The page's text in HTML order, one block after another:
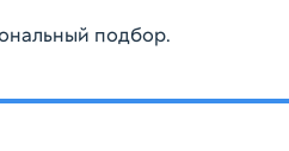
подбор.